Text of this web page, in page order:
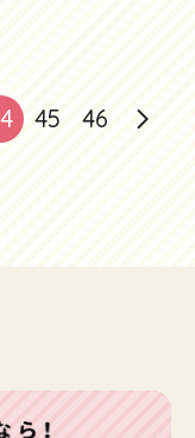
績のある車なの
きました。買取
でしょう？どっ
0120-505-289
45 46